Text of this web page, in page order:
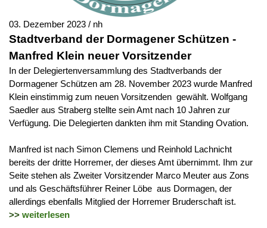
03. Dezember 2023 / nh
Stadtverband der Dormagener Schützen -
Manfred Klein neuer Vorsitzender
In der Delegiertenversammlung des Stadtverbands der
Dormagener Schützen am 28. November 2023 wurde Manfred
Klein einstimmig zum neuen Vorsitzenden gewählt. Wolfgang
Saedler aus Straberg stellte sein Amt nach 10 Jahren zur
Verfügung. Die Delegierten dankten ihm mit Standing Ovation.
Manfred ist nach Simon Clemens und Reinhold Lachnicht
bereits der dritte Horremer, der dieses Amt übernimmt. Ihm zur
Seite stehen als Zweiter Vorsitzender Marco Meuter aus Zons
und als Geschäftsführer Reiner Löbe aus Dormagen, der
allerdings ebenfalls Mitglied der Horremer Bruderschaft ist.
>> weiterlesen